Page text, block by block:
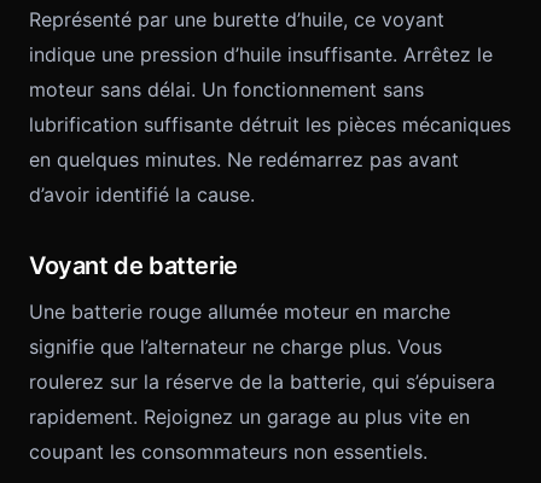
Représenté par une burette d’huile, ce voyant
indique une pression d’huile insuffisante. Arrêtez le
moteur sans délai. Un fonctionnement sans
lubrification suffisante détruit les pièces mécaniques
en quelques minutes. Ne redémarrez pas avant
d’avoir identifié la cause.
Voyant de batterie
Une batterie rouge allumée moteur en marche
signifie que l’alternateur ne charge plus. Vous
roulerez sur la réserve de la batterie, qui s’épuisera
rapidement. Rejoignez un garage au plus vite en
coupant les consommateurs non essentiels.